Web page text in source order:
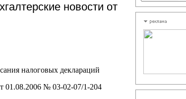
новости от
налоговых деклараций
№ 03-02-07/1-204